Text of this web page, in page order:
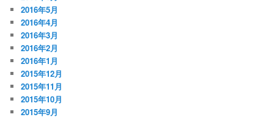
2016年5月
2016年4月
2016年3月
2016年2月
2016年1月
2015年12月
2015年11月
2015年10月
2015年9月